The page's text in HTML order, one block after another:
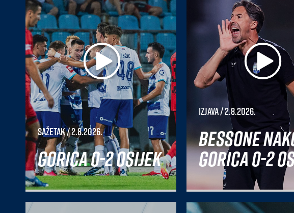
Sažetak/ 2.8.2026.
Gorica 0-2 Osijek
Izjava/ 2.8.2026.
Bessone
Gorica 0-2